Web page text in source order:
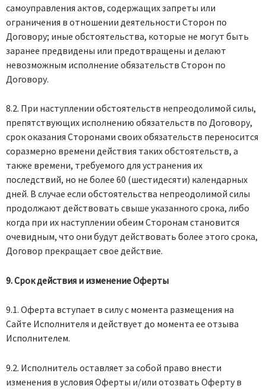
самоуправления актов, содержащих запреты или
ограничения в отношении деятельности Сторон по
Договору; иные обстоятельства, которые не могут быть
заранее предвидены или предотвращены и делают
невозможным исполнение обязательств Сторон по
Договору.
8.2. При наступлении обстоятельств непреодолимой силы,
препятствующих исполнению обязательств по Договору,
срок оказания Сторонами своих обязательств переносится
соразмерно времени действия таких обстоятельств, а
также времени, требуемого для устранения их
последствий, но не более 60 (шестидесяти) календарных
дней. В случае если обстоятельства непреодолимой силы
продолжают действовать свыше указанного срока, либо
когда при их наступлении обеим Сторонам становится
очевидным, что они будут действовать более этого срока,
Договор прекращает свое действие.
9. Срок действия и изменение Оферты
9.1. Оферта вступает в силу с момента размещения на
Сайте Исполнителя и действует до момента ее отзыва
Исполнителем.
9.2. Исполнитель оставляет за собой право внести
изменения в условия Оферты и/или отозвать Оферту в